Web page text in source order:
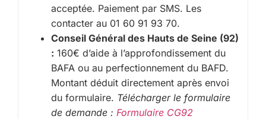
acceptée. Paiement par SMS. Les
contacter au 01 60 91 93 70.
Conseil Général des Hauts de Seine (92)
: 160€ d’aide à l’approfondissement du
BAFA ou au perfectionnement du BAFD.
Montant déduit directement après envoi
du formulaire. Télécharger le formulaire
de demande : Formulaire CG92